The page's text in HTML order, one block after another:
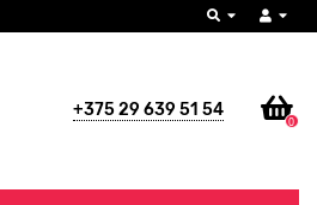
+375 29 639 51 54
0